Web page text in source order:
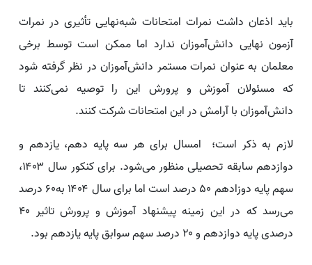
باید اذعان داشت نمرات امتحانات شبه‌نهایی تأثیری در نمرات
آزمون نهایی دانش‌آموزان ندارد اما ممکن است توسط برخی
معلمان به عنوان نمرات مستمر دانش‌آموزان در نظر گرفته شود
که مسئولان آموزش و پرورش این را توصیه نمی‌کنند تا
دانش‌آموزان با آرامش در این امتحانات شرکت کنند.
لازم به ذکر است؛ امسال برای هر سه پایه دهم، یازدهم و
دوازدهم سابقه تحصیلی منظور می‌شود. برای کنکور سال ۱۴۰۳،
سهم پایه دوزادهم ۵۰ درصد است اما برای سال ۱۴۰۴ به۶۰ درصد
می‌رسد که در این زمینه پیشنهاد آموزش و پرورش تاثیر ۴۰
درصدی پایه دوازدهم و ۲۰ درصد سهم سوابق پایه یازدهم بود.